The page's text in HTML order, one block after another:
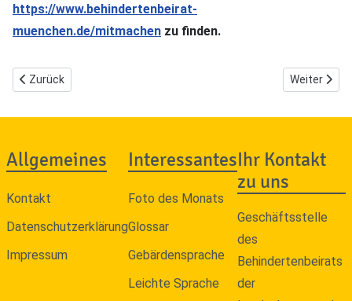
https://www.behindertenbeirat-
muenchen.de/mitmachen zu finden.
Vorheriger Beitrag: Disability Pride Month in München
Zurück Nächster
Weiter
Allgemeines
Kontakt
Datenschutzerklärung
Impressum
Interessantes
Foto des Monats
Glossar
Gebärdensprache
Leichte Sprache
Ihr Kontakt
zu uns
Geschäftsstelle
des
Behindertenbeirats
der